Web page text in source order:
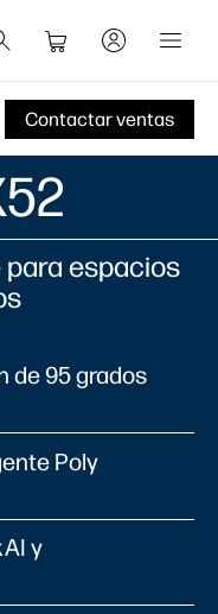
Contactar ventas
para espacios
de 95 grados
Poly
y